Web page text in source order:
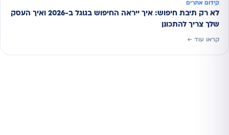
קידום אתרים
לא רק תיבת חיפוש: איך ייראה החיפוש בגוגל ב-2026 ואיך העסק
שלך צריך להתכונן
קראו עוד ←